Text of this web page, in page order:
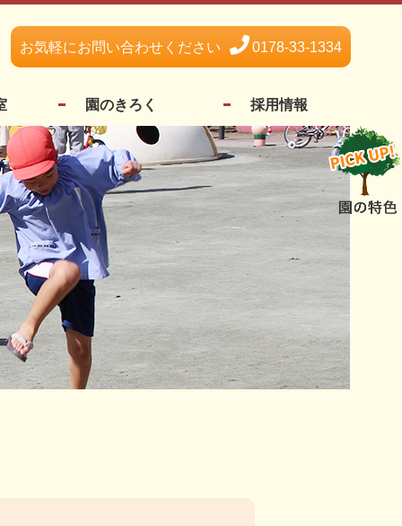
お気軽にお問い合わせください 0178-33-1334
園のきろく 採用情報